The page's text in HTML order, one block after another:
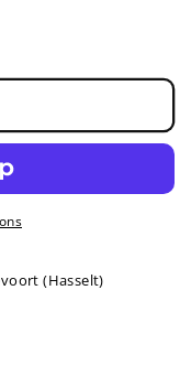
(Hasselt)